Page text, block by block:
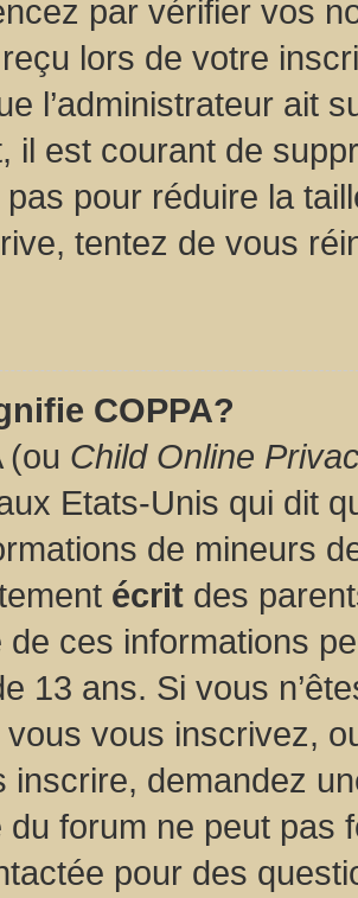
par vérifier vos
reçu lors de votre
l’administrateur ait
il est courant de
pas pour réduire la
tentez de vous
COPPA?
(ou Child Online
Etats-Unis qui dit
de mineurs
écrit des
de ces informations
13 ans. Si vous
vous vous inscrivez,
inscrire, demandez
du forum ne peut
pour des